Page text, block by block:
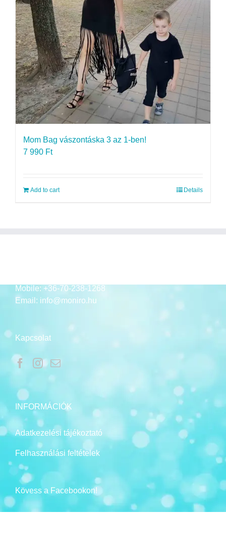
Mom Bag vászontáska 3 az 1-ben!
7 990 Ft
Add to cart Details
Mobile: +36-70-238-1268
Email: info@moniro.hu
Kapcsolat
INFORMÁCIÓK
Adatkezelési tájékoztató
Felhasználási feltételek
Kövess a Facebookon!